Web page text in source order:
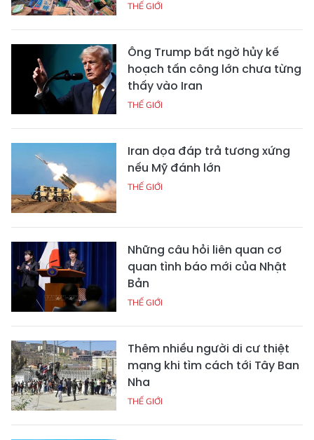
THẾ GIỚI
Ông Trump bất ngờ hủy kế
hoạch tấn công lớn chưa từng
thấy vào Iran
THẾ GIỚI
Iran dọa đáp trả tương xứng
nếu Mỹ đánh lớn
THẾ GIỚI
Những câu hỏi liên quan cơ
quan tình báo mới của Nhật
Bản
THẾ GIỚI
Thêm nhiều người di cư thiệt
mạng khi tìm cách tới Tây Ban
Nha
THẾ GIỚI